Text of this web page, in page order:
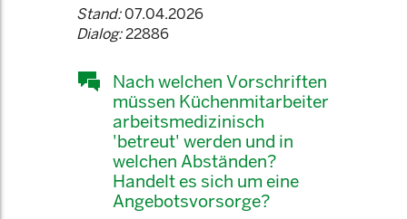
Stand:07.04.2026
Dialog:22886
Nach welchen Vorschriften
müssen Küchenmitarbeiter
arbeitsmedizinisch
'betreut' werden und in
welchen Abständen?
Handelt es sich um eine
Angebotsvorsorge?